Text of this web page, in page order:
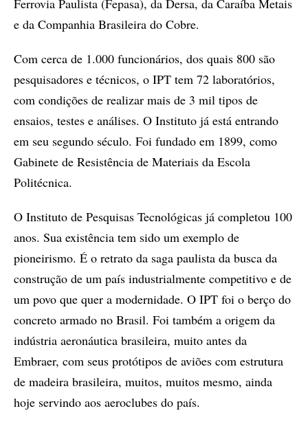
Ferrovia Paulista (Fepasa), da Dersa, da Caraíba Metais
e da Companhia Brasileira do Cobre.
Com cerca de 1.000 funcionários, dos quais 800 são
pesquisadores e técnicos, o IPT tem 72 laboratórios,
com condições de realizar mais de 3 mil tipos de
ensaios, testes e análises. O Instituto já está entrando
em seu segundo século. Foi fundado em 1899, como
Gabinete de Resistência de Materiais da Escola
Politécnica.
O Instituto de Pesquisas Tecnológicas já completou 100
anos. Sua existência tem sido um exemplo de
pioneirismo. É o retrato da saga paulista da busca da
construção de um país industrialmente competitivo e de
um povo que quer a modernidade. O IPT foi o berço do
concreto armado no Brasil. Foi também a origem da
indústria aeronáutica brasileira, muito antes da
Embraer, com seus protótipos de aviões com estrutura
de madeira brasileira, muitos, muitos mesmo, ainda
hoje servindo aos aeroclubes do país.